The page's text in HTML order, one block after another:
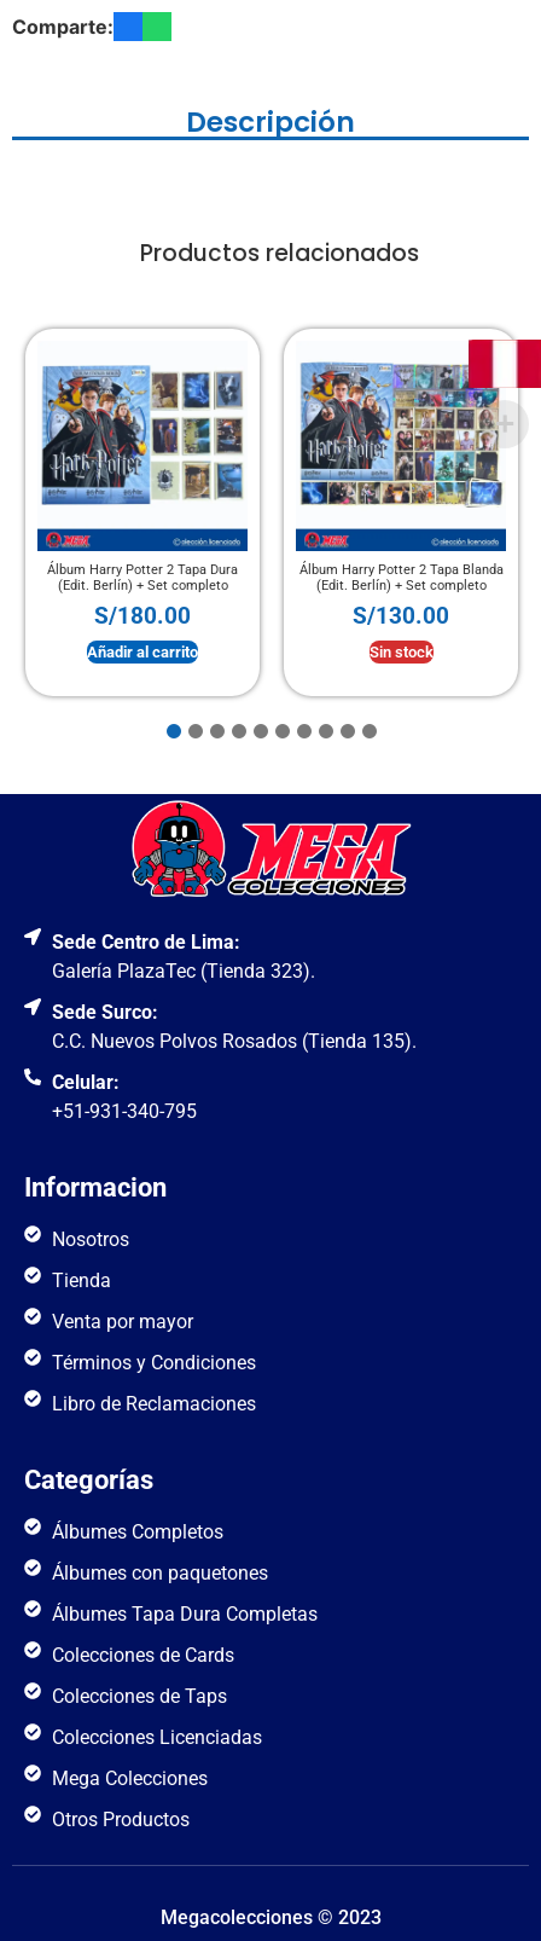
Comparte:
Descripción
Productos relacionados
Álbum Harry Potter 2 Tapa Dura
(Edit. Berlín) + Set completo
S/180.00
Añadir al carrito
Álbum Harry Potter 2 Tapa Blanda
(Edit. Berlín) + Set completo
S/130.00
Sin stock
Sede Centro de Lima:
Galería PlazaTec (Tienda 323).
Sede Surco:
C.C. Nuevos Polvos Rosados (Tienda 135).
Celular:
+51-931-340-795
Informacion
Nosotros
Tienda
Venta por mayor
Términos y Condiciones
Libro de Reclamaciones
Categorías
Álbumes Completos
Álbumes con paquetones
Álbumes Tapa Dura Completas
Colecciones de Cards
Colecciones de Taps
Colecciones Licenciadas
Mega Colecciones
Otros Productos
Megacolecciones © 2023